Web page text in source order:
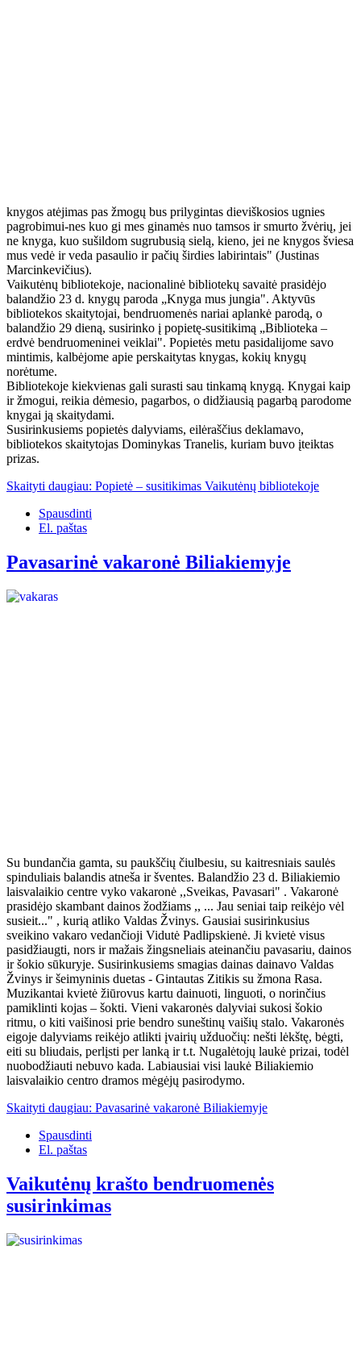
knygos atėjimas pas žmogų bus prilygintas dieviškosios ugnies
pagrobimui-nes kuo gi mes ginamės nuo tamsos ir smurto žvėrių, jei
ne knyga, kuo sušildom sugrubusią sielą, kieno, jei ne knygos šviesa
mus vedė ir veda pasaulio ir pačių širdies labirintais" (Justinas
Marcinkevičius).
Vaikutėnų bibliotekoje, nacionalinė bibliotekų savaitė prasidėjo
balandžio 23 d. knygų paroda „Knyga mus jungia". Aktyvūs
bibliotekos skaitytojai, bendruomenės nariai aplankė parodą, o
balandžio 29 dieną, susirinko į popietę-susitikimą „Biblioteka –
erdvė bendruomeninei veiklai". Popietės metu pasidalijome savo
mintimis, kalbėjome apie perskaitytas knygas, kokių knygų
norėtume.
Bibliotekoje kiekvienas gali surasti sau tinkamą knygą. Knygai kaip
ir žmogui, reikia dėmesio, pagarbos, o didžiausią pagarbą parodome
knygai ją skaitydami.
Susirinkusiems popietės dalyviams, eilėraščius deklamavo,
bibliotekos skaitytojas Dominykas Tranelis, kuriam buvo įteiktas
prizas.
Skaityti daugiau: Popietė – susitikimas Vaikutėnų bibliotekoje
Spausdinti
El. paštas
Pavasarinė vakaronė Biliakiemyje
Su bundančia gamta, su paukščių čiulbesiu, su kaitresniais saulės
spinduliais balandis atneša ir šventes. Balandžio 23 d. Biliakiemio
laisvalaikio centre vyko vakaronė ,,Sveikas, Pavasari" . Vakaronė
prasidėjo skambant dainos žodžiams ,, ... Jau seniai taip reikėjo vėl
susieit..." , kurią atliko Valdas Žvinys. Gausiai susirinkusius
sveikino vakaro vedančioji Vidutė Padlipskienė. Ji kvietė visus
pasidžiaugti, nors ir mažais žingsneliais ateinančiu pavasariu, dainos
ir šokio sūkuryje. Susirinkusiems smagias dainas dainavo Valdas
Žvinys ir šeimyninis duetas - Gintautas Zitikis su žmona Rasa.
Muzikantai kvietė žiūrovus kartu dainuoti, linguoti, o norinčius
pamiklinti kojas – šokti. Vieni vakaronės dalyviai sukosi šokio
ritmu, o kiti vaišinosi prie bendro suneštinų vaišių stalo. Vakaronės
eigoje dalyviams reikėjo atlikti įvairių užduočių: nešti lėkštę, bėgti,
eiti su bliudais, perlįsti per lanką ir t.t. Nugalėtojų laukė prizai, todėl
nuobodžiauti nebuvo kada. Labiausiai visi laukė Biliakiemio
laisvalaikio centro dramos mėgėjų pasirodymo.
Skaityti daugiau: Pavasarinė vakaronė Biliakiemyje
Spausdinti
El. paštas
Vaikutėnų krašto bendruomenės
susirinkimas